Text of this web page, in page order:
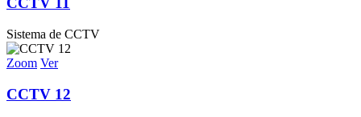
Sistema de CCTV
Zoom Ver
CCTV 12